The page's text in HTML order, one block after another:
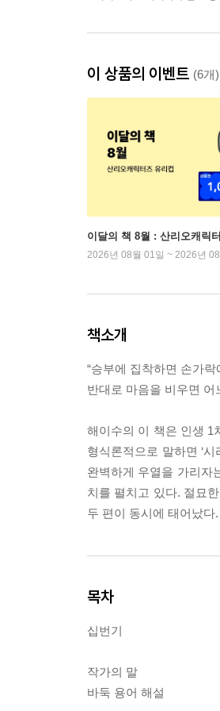
이 상품의 이벤트 (6개)
이달의 책 8월 : 산리오캐릭
2026년 08월 01일 ~ 2026년
책소개
“승부에 집착하면 손가
반대로 마음을 비우면 어
해이수의 이 책은 인생 1
형식론적으로 말하면 ‘
완벽하게 우열을 가리자
치를 펼치고 있다. 절묘
두 편이 동시에 태어났
목차
십번기
작가의 말
바둑 용어 해설